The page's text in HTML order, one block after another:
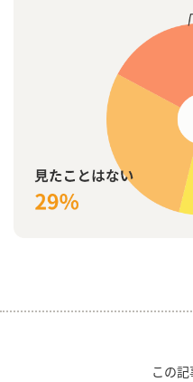
この